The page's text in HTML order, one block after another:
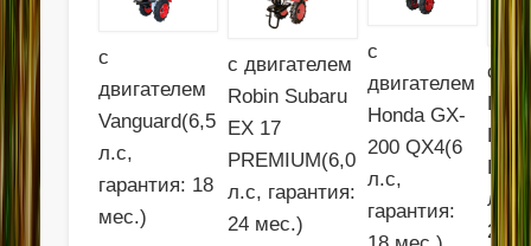
с
двигателем
Vanguard(6,5
л.с,
гарантия: 18
мес.)
с двигателем
Robin Subaru
EX 17
PREMIUM(6,0
л.с, гарантия:
24 мес.)
с
двигателем
Honda GX-
200 QX4(6
л.с,
гарантия:
с
EX
л.с,
24